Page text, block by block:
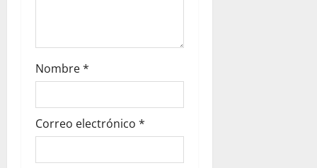
Nombre*
Correo electrónico *